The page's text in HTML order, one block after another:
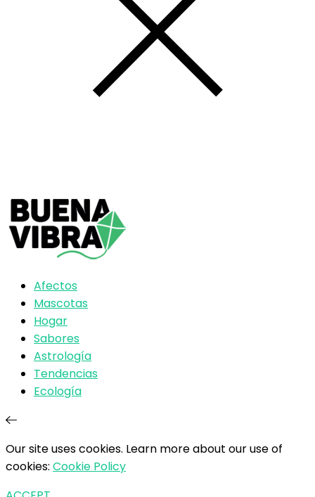
Afectos
Mascotas
Hogar
Sabores
Astrología
Tendencias
Ecología
Our site uses cookies. Learn more about our use of
cookies: Cookie Policy